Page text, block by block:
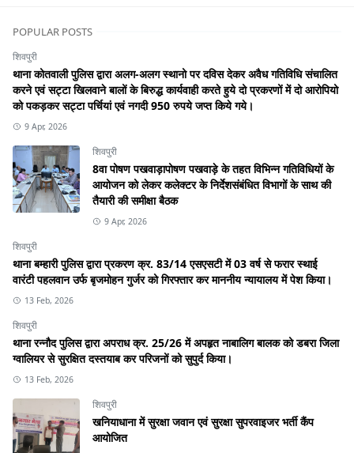
POPULAR POSTS
शिवपुरी
थाना कोतवाली पुलिस द्वारा अलग-अलग स्थानो पर दविस देकर अवैध गतिविधि संचालित
करने एवं सट्टा खिलवाने बालों के बिरुद्ध कार्यवाही करते हुये दो प्रकरणों में दो आरोपियो
को पकड़कर सट्टा पर्चियां एवं नगदी 950 रुपये जप्त किये गये।
9 Apr, 2026
शिवपुरी
8वा पोषण पखवाड़ापोषण पखवाड़े के तहत विभिन्न गतिविधियों के
आयोजन को लेकर कलेक्टर के निर्देशसंबंधित विभागों के साथ की
तैयारी की समीक्षा बैठक
9 Apr, 2026
शिवपुरी
थाना बम्हारी पुलिस द्वारा प्रकरण क्र. 83/14 एसएसटी में 03 वर्ष से फरार स्थाई
वारंटी पहलवान उर्फ बृजमोहन गुर्जर को गिरफ्तार कर माननीय न्यायालय में पेश किया।
13 Feb, 2026
शिवपुरी
थाना रन्नौद पुलिस द्वारा अपराध क्र. 25/26 में अपहृत नाबालिग बालक को डबरा जिला
ग्वालियर से सुरक्षित दस्तयाब कर परिजनों को सुपुर्द किया।
13 Feb, 2026
शिवपुरी
खनियाधाना में सुरक्षा जवान एवं सुरक्षा सुपरवाइजर भर्ती कैंप
आयोजित